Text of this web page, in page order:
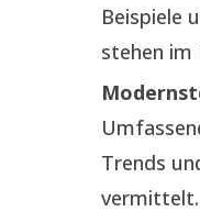
Beispiele
stehen im
Trends
vermittelt.